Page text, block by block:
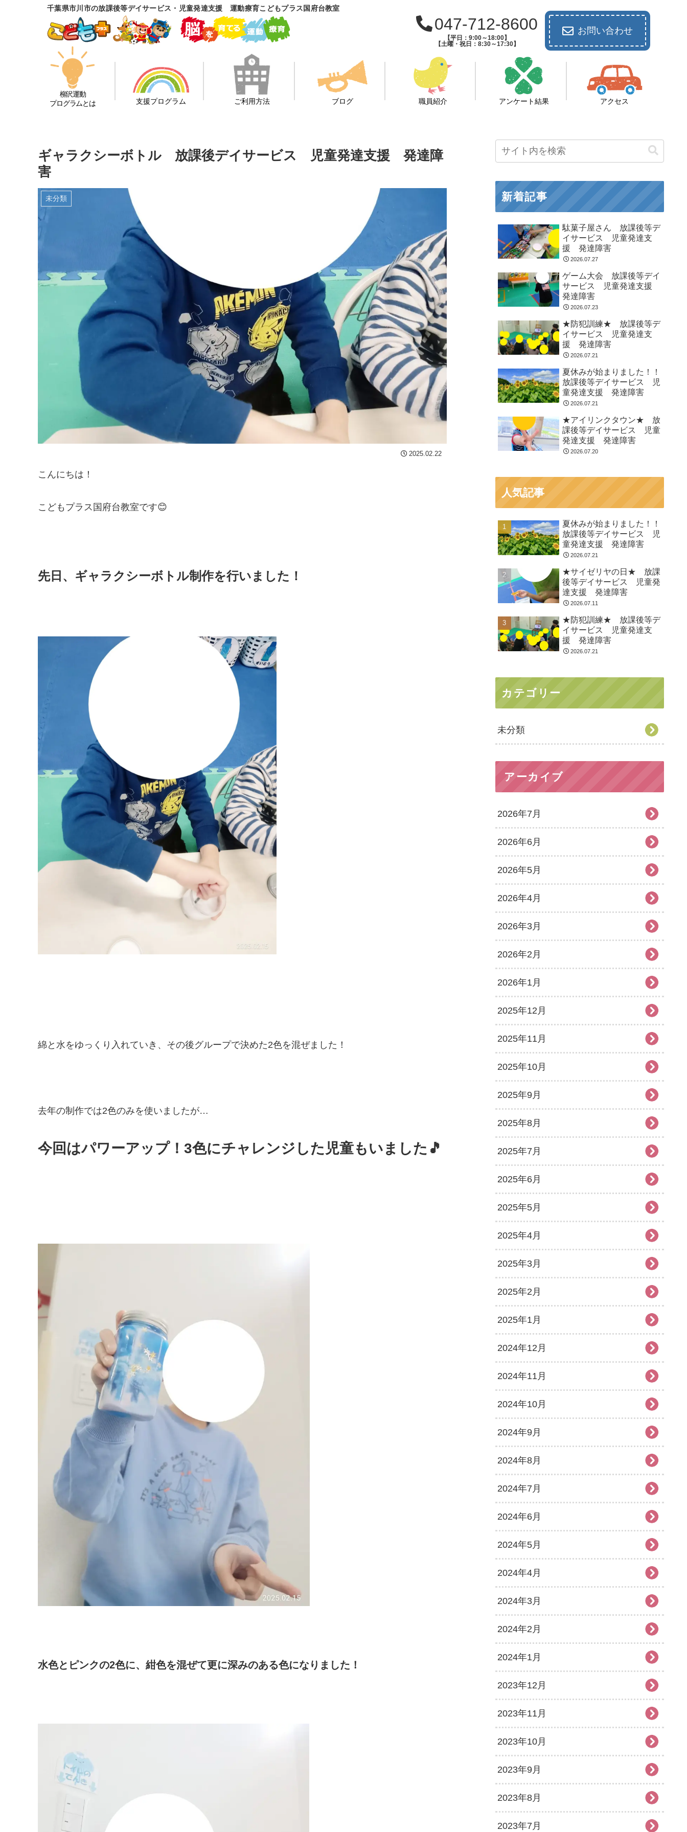
千葉県市川市の放課後等デイサービス・児童発達支援 運動療育こどもプラス国府台教室
047-712-8600
【平日：9:00～18:00】
【土曜・祝日：8:30～17:30】
お問い合わせ
柳沢運動
プログラムとは
支援プログラム ご利用方法 ブログ 職員紹介 アンケート結果 アクセス
ギャラクシーボトル 放課後デイサービス 児童発達支援 発達障
害
未分類
2025.02.22
こんにちは！
こどもプラス国府台教室です😊
先日、ギャラクシーボトル制作を行いました！
綿と水をゆっくり入れていき、その後グループで決めた2色を混ぜました！
去年の制作では2色のみを使いましたが…
今回はパワーアップ！3色にチャレンジした児童もいました🎵
水色とピンクの2色に、紺色を混ぜて更に深みのある色になりました！
新着記事
駄菓子屋さん 放課後等デ
イサービス 児童発達支
援 発達障害
2026.07.27
ゲーム大会 放課後等デイ
サービス 児童発達支援
発達障害
2026.07.23
★防犯訓練★ 放課後等デ
イサービス 児童発達支
援 発達障害
2026.07.21
夏休みが始まりました！！
放課後等デイサービス 児
童発達支援 発達障害
2026.07.21
★アイリンクタウン★ 放
課後等デイサービス 児童
発達支援 発達障害
2026.07.20
人気記事
夏休みが始まりました！！
放課後等デイサービス 児
童発達支援 発達障害
2026.07.21
★サイゼリヤの日★ 放課
後等デイサービス 児童発
達支援 発達障害
2026.07.11
★防犯訓練★ 放課後等デ
イサービス 児童発達支
援 発達障害
2026.07.21
カテゴリー
未分類
アーカイブ
2026年7月
2026年6月
2026年5月
2026年4月
2026年3月
2026年2月
2026年1月
2025年12月
2025年11月
2025年10月
2025年9月
2025年8月
2025年7月
2025年6月
2025年5月
2025年4月
2025年3月
2025年2月
2025年1月
2024年12月
2024年11月
2024年10月
2024年9月
2024年8月
2024年7月
2024年6月
2024年5月
2024年4月
2024年3月
2024年2月
2024年1月
2023年12月
2023年11月
2023年10月
2023年9月
2023年8月
2023年7月